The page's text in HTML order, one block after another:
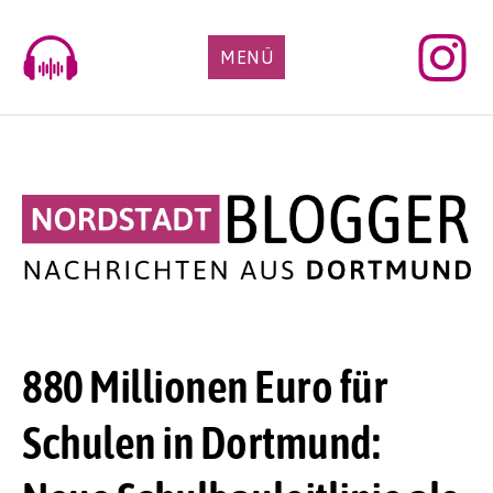
content
MENÜ
880 Millionen Euro für
Schulen in Dortmund: